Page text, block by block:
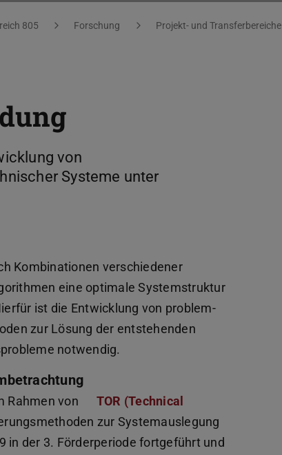
805 Forschung Projekt- und Transferbereiche
von
Systeme unter
Kombinationen verschiedener
eine optimale Systemstruktur
ist die Entwicklung von problem-
zur Lösung der entstehenden
notwendig.
Rahmen von
TOR (Technical
zur Systemauslegung
in der 3. Förderperiode fortgeführt und